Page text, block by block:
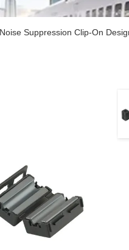
Suppression Clip-On